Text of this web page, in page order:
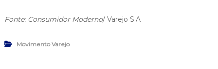
Fonte: Consumidor Moderno/ Varejo S.A
Movimento Varejo